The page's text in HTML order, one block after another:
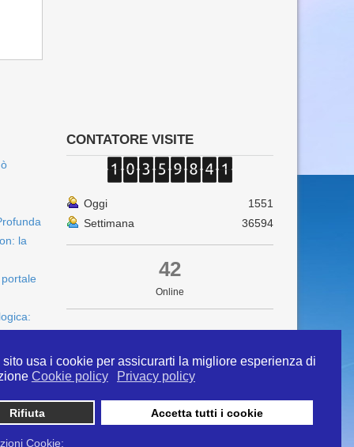
sito usa i cookie per assicurarti la migliore esperienza di
Cookie policy Privacy policy
Rifiuta Accetta tutti i cookie
Cookie:
la
CONTATORE VISITE
Oggi
1551
Settimana
36594
42
Online
info@ipertermiaitalia.it tel. 331/9584817 . Il